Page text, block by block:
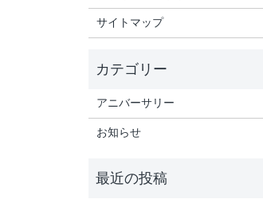
サイトマップ
アニバーサリー
お知らせ